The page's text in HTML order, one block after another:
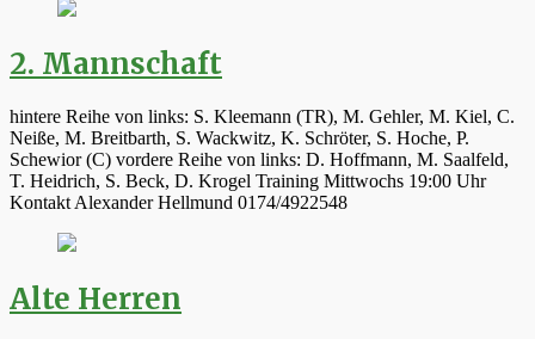
2. Mannschaft
hintere Reihe von links: S. Kleemann (TR), M. Gehler, M. Kiel, C.
Neiße, M. Breitbarth, S. Wackwitz, K. Schröter, S. Hoche, P.
Schewior (C) vordere Reihe von links: D. Hoffmann, M. Saalfeld,
T. Heidrich, S. Beck, D. Krogel Training Mittwochs 19:00 Uhr
Kontakt Alexander Hellmund 0174/4922548
Alte Herren